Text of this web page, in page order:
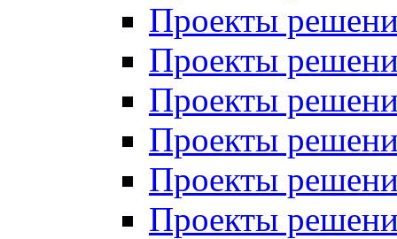
Проекты
Проекты
Проекты
Проекты
Проекты
Проекты